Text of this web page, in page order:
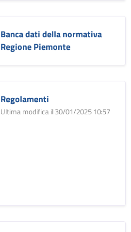
Banca dati della normativa
Regione Piemonte
Regolamenti
Ultima modifica il 30/01/2025 10:57